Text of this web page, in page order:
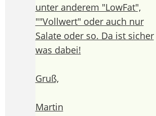
unter anderem "LowFat",
""Vollwert" oder auch nur
Salate oder so. Da ist sicher
was dabei!
Gruß,
Martin